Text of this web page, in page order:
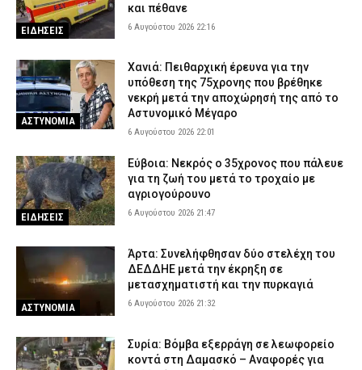
ΕΙΔΗΣΕΙΣ
και πέθανε
6 Αυγούστου 2026 22:16
ΑΣΤΥΝΟΜΙΑ
Χανιά: Πειθαρχική έρευνα για την
υπόθεση της 75χρονης που βρέθηκε
νεκρή μετά την αποχώρησή της από το
Αστυνομικό Μέγαρο
6 Αυγούστου 2026 22:01
ΕΙΔΗΣΕΙΣ
Εύβοια: Νεκρός ο 35χρονος που πάλευε
για τη ζωή του μετά το τροχαίο με
αγριογούρουνο
6 Αυγούστου 2026 21:47
ΑΣΤΥΝΟΜΙΑ
Άρτα: Συνελήφθησαν δύο στελέχη του
ΔΕΔΔΗΕ μετά την έκρηξη σε
μετασχηματιστή και την πυρκαγιά
6 Αυγούστου 2026 21:32
Συρία: Βόμβα εξερράγη σε λεωφορείο
κοντά στη Δαμασκό – Αναφορές για